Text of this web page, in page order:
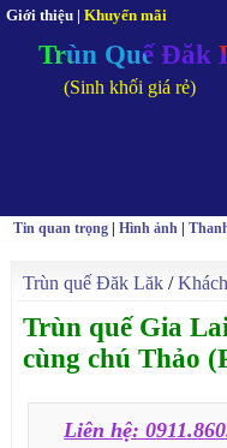
Giới thiệu | Khuyến mãi
Trùn Quế Đăk
(Sinh khối giá rẻ)
Tin quan trọng |Hình ảnh |
Trùn quế Đăk Lăk /
Trùn quế Gia
cùng chú Thảo
Liên hệ: